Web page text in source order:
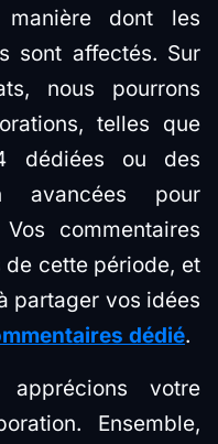
dont les
sont affectés. Sur
nous pourrons
telles que
dédiées ou des
avancées pour
commentaires
de cette période, et
partager vos idées
dédié.
apprécions votre
Ensemble,